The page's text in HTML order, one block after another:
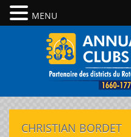
CHRISTIAN BORDET
MENU